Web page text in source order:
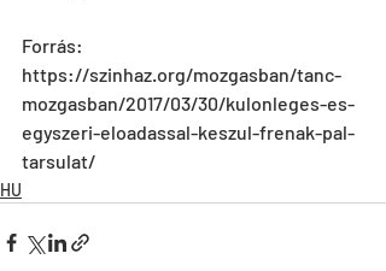
Forrás:
https://szinhaz.org/mozgasban/tanc-
mozgasban/2017/03/30/kulonleges-es-
egyszeri-eloadassal-keszul-frenak-pal-
tarsulat/
HU